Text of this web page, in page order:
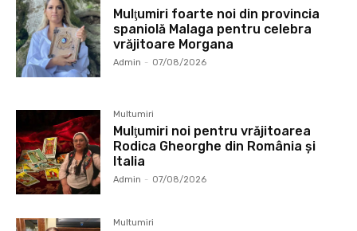
Mulţumiri foarte noi din provincia
spaniolă Malaga pentru celebra
vrăjitoare Morgana
Admin - 07/08/2026
Multumiri
Mulţumiri noi pentru vrăjitoarea
Rodica Gheorghe din România și
Italia
Admin - 07/08/2026
Multumiri